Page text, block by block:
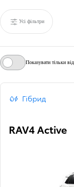
Усі фільтри
Показувати тільки
Гібрид
RAV4 Active